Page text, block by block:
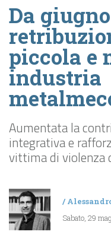
Da
piccola e
industria
Aumentata la
integrativa e
vittima di violenza
/
Sabato, 29